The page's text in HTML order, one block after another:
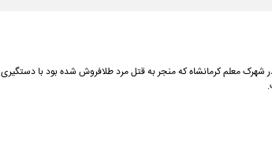
شهرک معلم کرمانشاه که منجر به قتل مرد طلافروش شده بود با دستگیری